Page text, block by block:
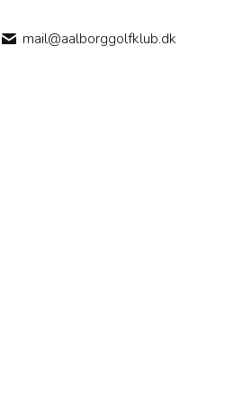
mail@aalborggolfklub.dk